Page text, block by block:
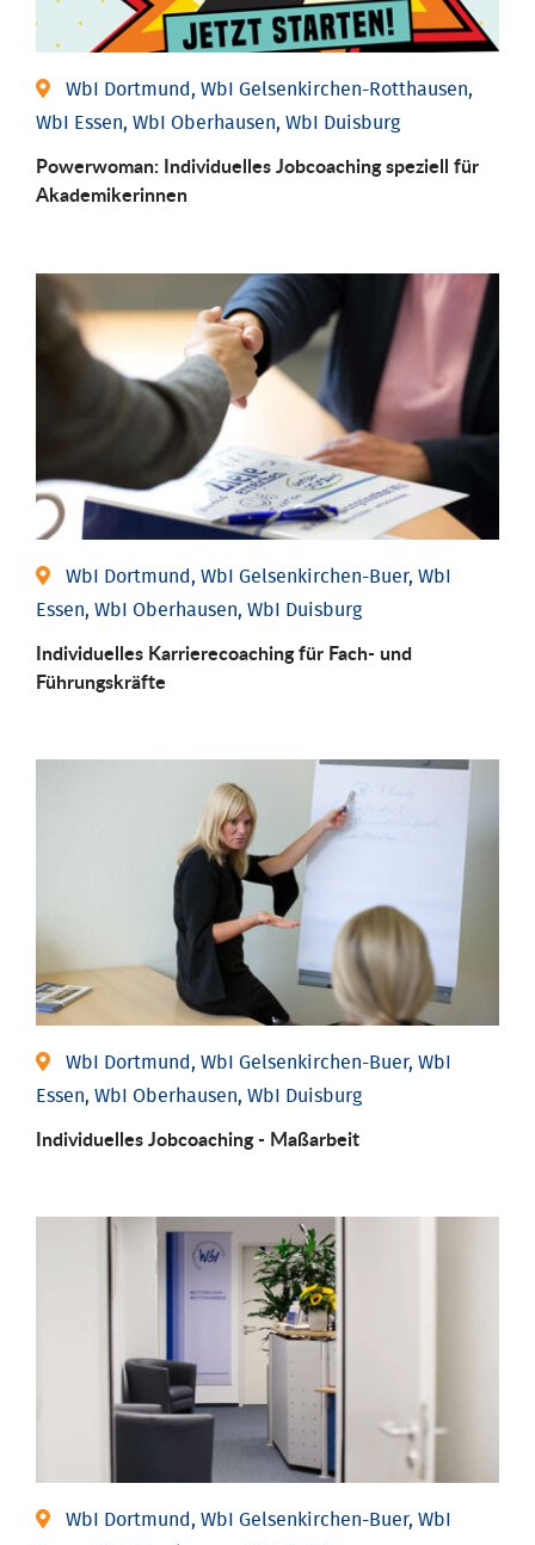
WbI Dortmund, WbI Gelsenkirchen-Rotthausen,
WbI Essen, WbI Oberhausen, WbI Duisburg
Powerwoman: Individu­elles Job­coaching speziell für
Aka­demiker­innen
WbI Dortmund, WbI Gelsenkirchen-Buer, WbI
Essen, WbI Oberhausen, WbI Duisburg
Individu­elles Karrierecoaching für Fach-­ und
Führungs­kräfte
WbI Dortmund, WbI Gelsenkirchen-Buer, WbI
Essen, WbI Oberhausen, WbI Duisburg
Individu­elles Job­coaching - Maßarbeit
WbI Dortmund, WbI Gelsenkirchen-Buer, WbI